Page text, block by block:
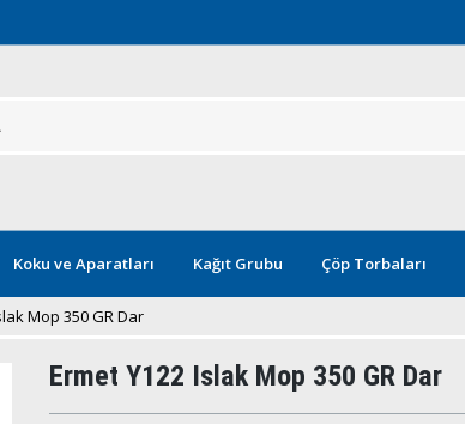
Koku ve Aparatları Kağıt Grubu Çöp Torbaları
Mop 350 GR Dar
Ermet Y122 Islak Mop 350 GR Dar